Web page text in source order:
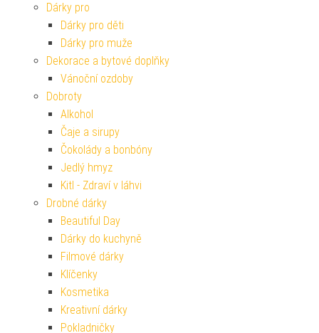
Dárky pro
Dárky pro děti
Dárky pro muže
Dekorace a bytové doplňky
Vánoční ozdoby
Dobroty
Alkohol
Čaje a sirupy
Čokolády a bonbóny
Jedlý hmyz
Kitl - Zdraví v láhvi
Drobné dárky
Beautiful Day
Dárky do kuchyně
Filmové dárky
Klíčenky
Kosmetika
Kreativní dárky
Pokladničky